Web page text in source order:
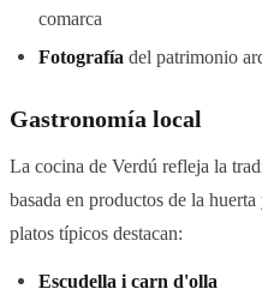
comarca
Fotografía del patrimonio
Gastronomía local
La cocina de Verdú refleja la
basada en productos de la
platos típicos destacan:
Escudella i carn d'olla